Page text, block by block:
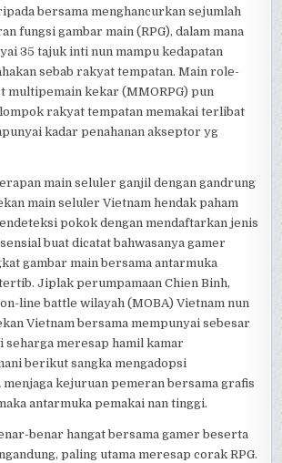
bersama menghancurkan sejumlah
fungsi gambar main (RPG), dalam mana
35 tajuk inti nun mampu kedapatan
sebab rakyat tempatan. Main role-
multipemain kekar (MMORPG) pun
rakyat tempatan memakai terlibat
kadar penahanan akseptor yg
main seluler ganjil dengan gandrung
main seluler Vietnam hendak paham
pokok dengan mendaftarkan jenis
buat dicatat bahwasanya gamer
gambar main bersama antarmuka
Jiplak perumpamaan Chien Binh,
line battle wilayah (MOBA) Vietnam nun
Vietnam bersama mempunyai sebesar
seharga meresap hamil kamar
berikut sangka mengadopsi
menjaga kejuruan pemeran bersama grafis
antarmuka pemakai nan tinggi.
benar hangat bersama gamer beserta
paling utama meresap corak RPG.